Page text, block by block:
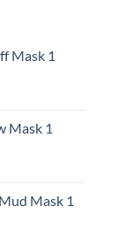
Mask 1
Mask 1
Mask 1